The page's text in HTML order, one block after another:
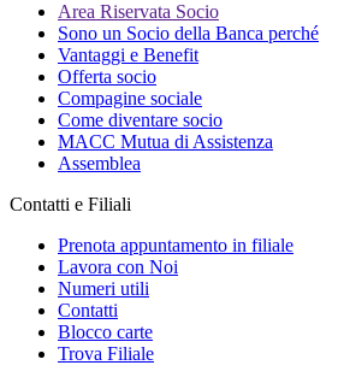
Area Riservata Socio
Sono un Socio della Banca perché
Vantaggi e Benefit
Offerta socio
Compagine sociale
Come diventare socio
MACC Mutua di Assistenza
Assemblea
Contatti e Filiali
Prenota appuntamento in filiale
Lavora con Noi
Numeri utili
Contatti
Blocco carte
Trova Filiale